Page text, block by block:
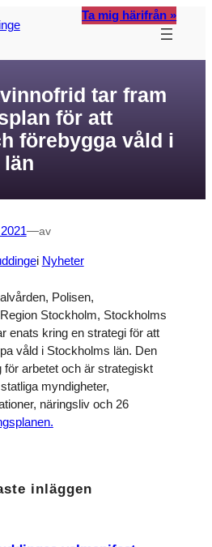
Ta mig härifrån »
tar fram
för att
förebygga våld i
—av
i Nyheter
Polisen,
Stockholm, Stockholms
enats kring en strategi för att
våld i Stockholms län. Den
för arbetet och är strategiskt
myndigheter,
näringsliv och 26
inläggen